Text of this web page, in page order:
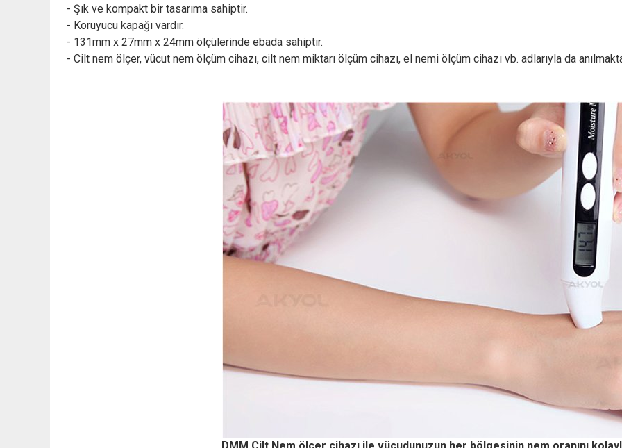
- Şık ve kompakt bir tasarıma sahiptir.
- Koruyucu kapağı vardır.
- 131mm x 27mm x 24mm ölçülerinde ebada sahiptir.
- Cilt nem ölçer, vücut nem ölçüm cihazı, cilt nem miktarı ölçüm cihazı, el nemi ölçüm cihazı vb. adlarıyla da